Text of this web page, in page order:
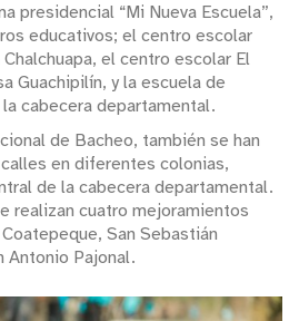
presidencial “Mi Nueva Escuela”,
educativos; el centro escolar
el centro escolar El
Guachipilín, y la escuela de
cabecera departamental.
de Bacheo, también se han
en diferentes colonias,
de la cabecera departamental.
realizan cuatro mejoramientos
San Sebastián
Antonio Pajonal.